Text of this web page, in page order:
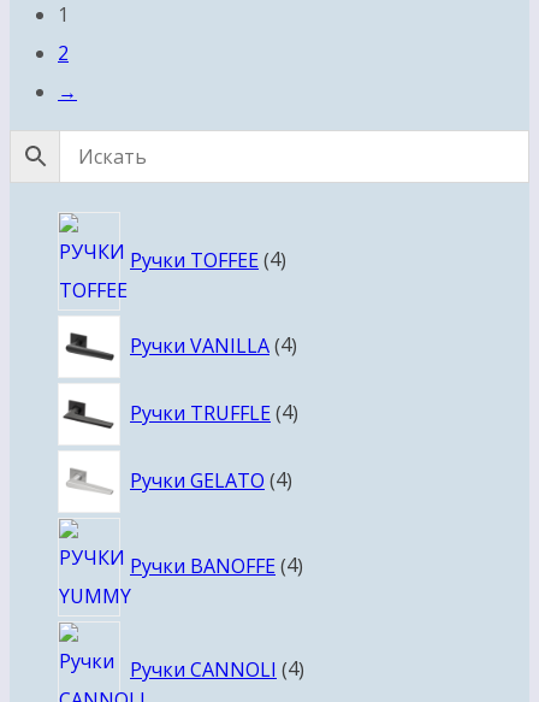
1
2
→
Ручки TOFFEE 4товара
Ручки VANILLA 44
Ручки TRUFFLE 44
Ручки GELATO 44
Ручки BANOFFE 4товара
Ручки CANNOLI 4товара